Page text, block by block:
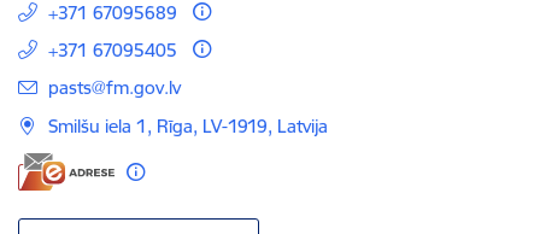
+371 67095689
+371 67095405
E-pasts:
pasts@fm.gov.lv
Smilšu iela 1, Rīga, LV-1919, Latvija